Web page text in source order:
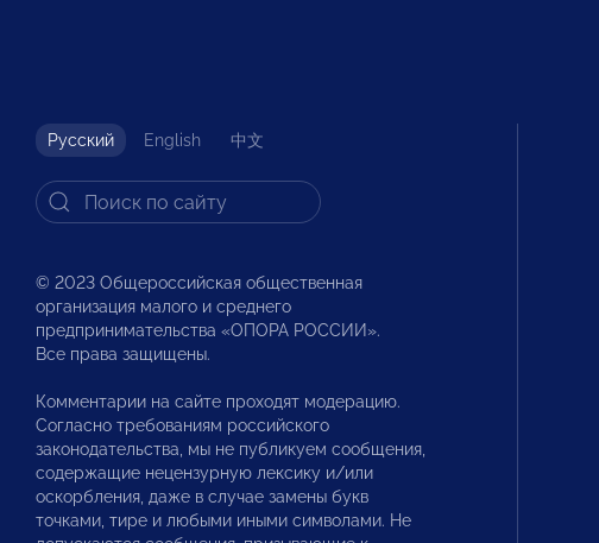
Русский English 中文
© 2023 Общероссийская общественная
организация малого и среднего
предпринимательства «ОПОРА РОССИИ».
Все права защищены.
Комментарии на сайте проходят модерацию.
Согласно требованиям российского
законодательства, мы не публикуем сообщения,
содержащие нецензурную лексику и/или
оскорбления, даже в случае замены букв
точками, тире и любыми иными символами. Не